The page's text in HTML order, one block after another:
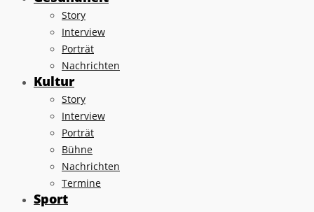
Story
Interview
Porträt
Nachrichten
Kultur
Story
Interview
Porträt
Bühne
Nachrichten
Termine
Sport